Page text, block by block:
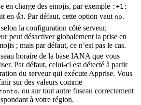
en charge des emojis, par exemple :+1:
en 👍. Par défaut, cette option vaut no.
selon la configuration côté serveur,
peut désactiver globalement la prise en
; mais par défaut, ce n’est pas le cas.
horaire de la base IANA que vous
Par défaut, celui-ci est détecté à partir
du serveur qui exécute Apprise. Vous
sur des valeurs comme
, ou sur tout autre fuseau correctement
à votre région.